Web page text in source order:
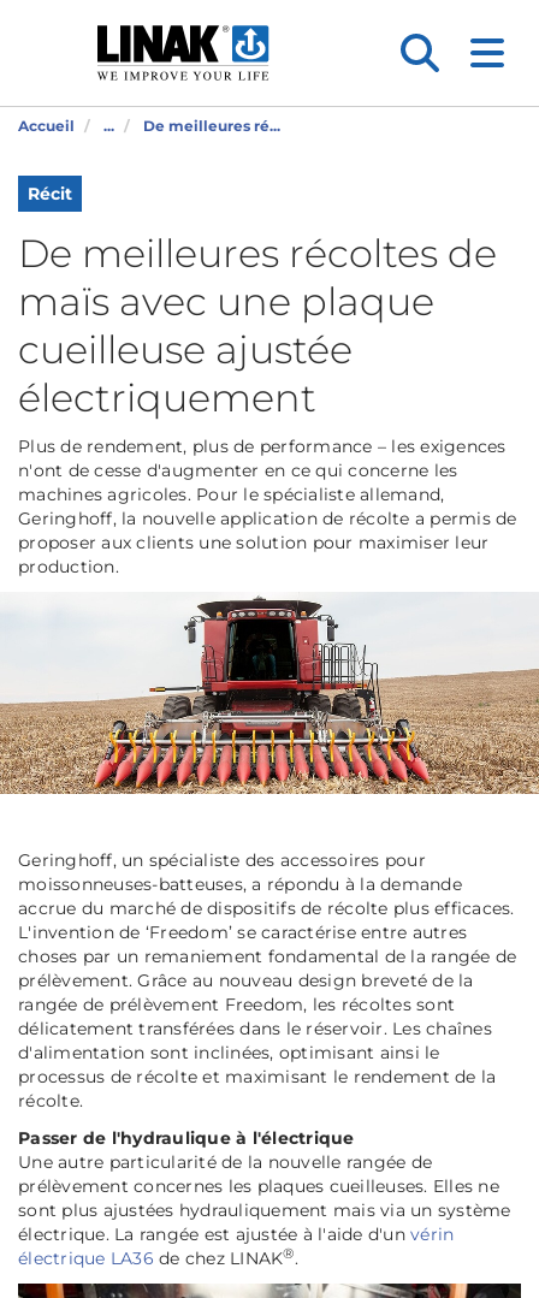
Accueil ... De meilleures ré...
Récit
De meilleures récoltes de
maïs avec une plaque
cueilleuse ajustée
électriquement
Plus de rendement, plus de performance – les exigences
n'ont de cesse d'augmenter en ce qui concerne les
machines agricoles. Pour le spécialiste allemand,
Geringhoff, la nouvelle application de récolte a permis de
proposer aux clients une solution pour maximiser leur
production.
Geringhoff, un spécialiste des accessoires pour
moissonneuses-batteuses, a répondu à la demande
accrue du marché de dispositifs de récolte plus efficaces.
L'invention de ‘Freedom’ se caractérise entre autres
choses par un remaniement fondamental de la rangée de
prélèvement. Grâce au nouveau design breveté de la
rangée de prélèvement Freedom, les récoltes sont
délicatement transférées dans le réservoir. Les chaînes
d'alimentation sont inclinées, optimisant ainsi le
processus de récolte et maximisant le rendement de la
récolte.
Passer de l'hydraulique à l'électrique
Une autre particularité de la nouvelle rangée de
prélèvement concernes les plaques cueilleuses. Elles ne
sont plus ajustées hydrauliquement mais via un système
électrique. La rangée est ajustée à l'aide d'un vérin
électrique LA36 de chez LINAK®.